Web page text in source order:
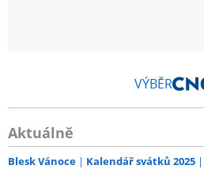
VÝBĚR
Aktuálně
Blesk Vánoce Kalendář svátků 2025